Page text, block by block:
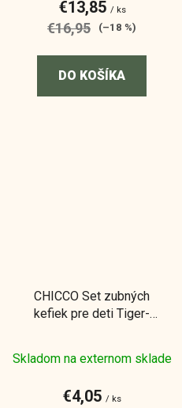
€13,85 / ks
€16,95 (–18 %)
DO KOŠÍKA
CHICCO Set zubných
kefiek pre deti Tiger-
Skladom na externom sklade
€4,05 / ks